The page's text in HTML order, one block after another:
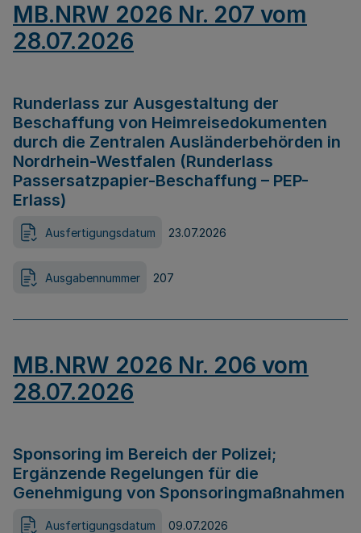
MB.NRW 2026 Nr. 207 vom
28.07.2026
Runderlass zur Ausgestaltung der
Beschaffung von Heimreisedokumenten
durch die Zentralen Ausländerbehörden in
Nordrhein-Westfalen (Runderlass
Passersatzpapier-Beschaffung – PEP-
Erlass)
Ausfertigungsdatum 23.07.2026
Ausgabennummer 207
MB.NRW 2026 Nr. 206 vom
28.07.2026
Sponsoring im Bereich der Polizei;
Ergänzende Regelungen für die
Genehmigung von Sponsoringmaßnahmen
Ausfertigungsdatum 09.07.2026